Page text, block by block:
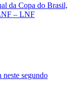
da Copa do Brasil,
– LNF
neste segundo